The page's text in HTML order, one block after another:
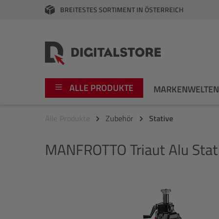
Zur Hauptnavigation springen
BREITESTES SORTIMENT IN ÖSTERREICH
ALLE PRODUKTE MARKENWELTEN
Video
Fujifilm
Alle Produkte Zubehör Stative
MANFROTTOTriaut Alu